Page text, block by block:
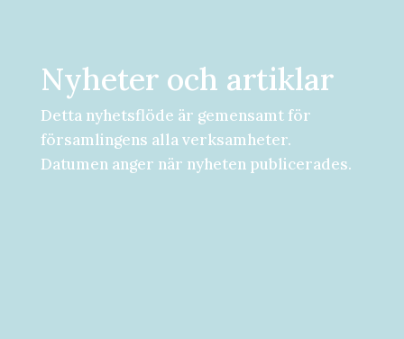
Nyheter och artiklar
Detta nyhetsflöde är gemensamt för
församlingens alla verksamheter.
Datumen anger när nyheten publicerades.